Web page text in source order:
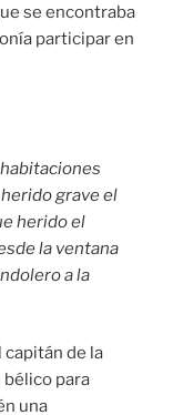
se encontraba
participar en
grave el
herido el
la ventana
a la
de la
para
una